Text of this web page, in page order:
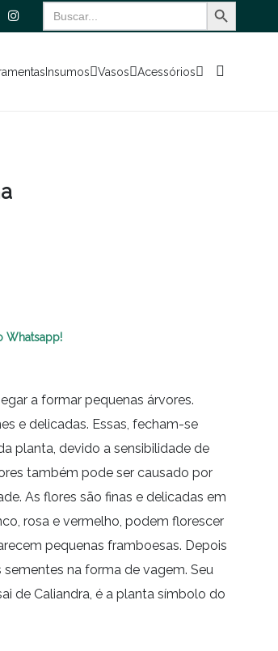
Search
for:
Insumos Vasos Acessórios
Whatsapp!
a formar pequenas árvores.
e delicadas. Essas, fecham-se
planta, devido a sensibilidade de
também pode ser causado por
As flores são finas e delicadas em
rosa e vermelho, podem florescer
pequenas framboesas. Depois
na forma de vagem. Seu
de Caliandra, é a planta símbolo do